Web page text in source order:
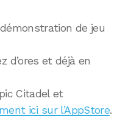
de jeu
d’ores et déjà en
Citadel et
ici sur l’AppStore.